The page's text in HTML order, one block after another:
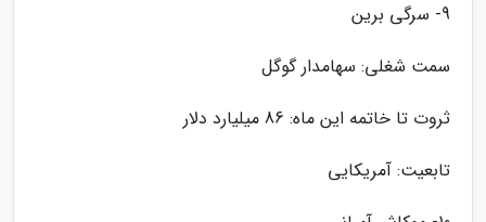
9- سرگی برین
سمت شغلی: سهامدار گوگل
ثروت تا خاتمه این ماه: 86 میلیارد دلار
تابعیت: آمریکایی